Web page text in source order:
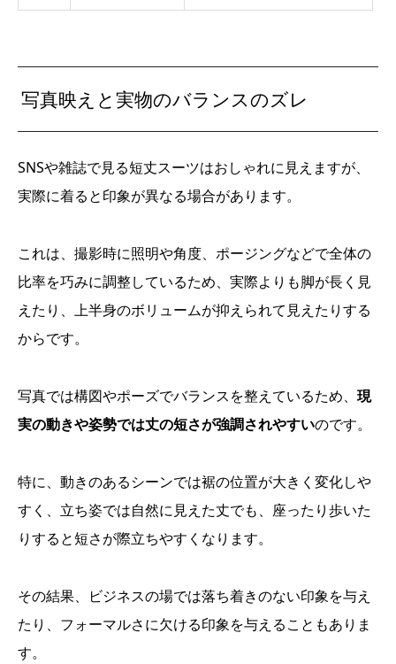
写真映えと実物のバランスのズレ
SNSや雑誌で見る短丈スーツはおしゃれに見えますが、
実際に着ると印象が異なる場合があります。
これは、撮影時に照明や角度、ポージングなどで全体の
比率を巧みに調整しているため、実際よりも脚が長く見
えたり、上半身のボリュームが抑えられて見えたりする
からです。
写真では構図やポーズでバランスを整えているため、 現
実の動きや姿勢では丈の短さが強調されやすいのです。
特に、動きのあるシーンでは裾の位置が大きく変化しや
すく、立ち姿では自然に見えた丈でも、座ったり歩いた
りすると短さが際立ちやすくなります。
その結果、ビジネスの場では落ち着きのない印象を与え
たり、フォーマルさに欠ける印象を与えることもありま
す。